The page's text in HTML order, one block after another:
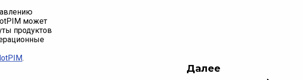
может
продуктов
.
Далее